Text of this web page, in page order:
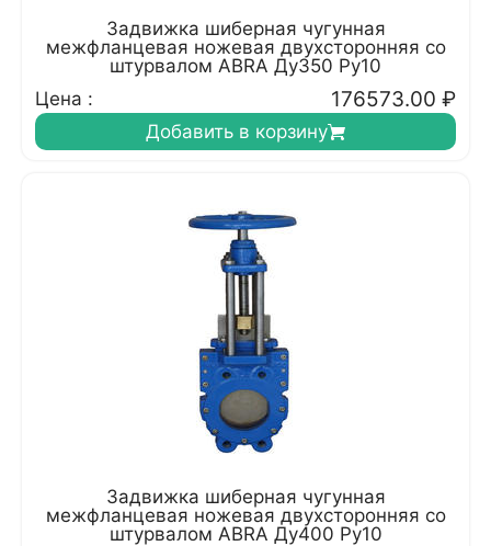
Задвижка шиберная чугунная
межфланцевая ножевая двухсторонняя со
штурвалом ABRA Ду350 Ру10
Цена :
176573.00 ₽
Добавить в корзину
Задвижка шиберная чугунная
межфланцевая ножевая двухсторонняя со
штурвалом ABRA Ду400 Ру10